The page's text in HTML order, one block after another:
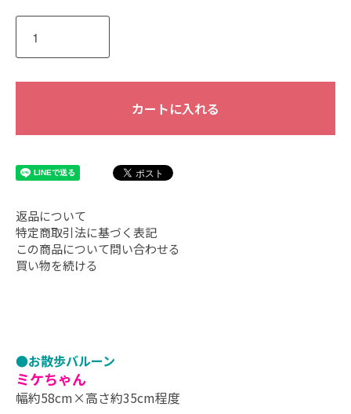
カートに入れる
返品について
特定商取引法に基づく表記
この商品について問い合わせる
買い物を続ける
●お散歩バルーン
ミケちゃん
幅約58cm×高さ約35cm程度